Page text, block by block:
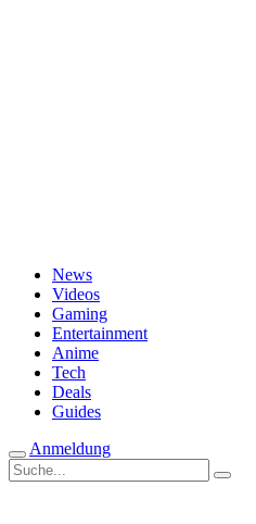
News
Videos
Gaming
Entertainment
Anime
Tech
Deals
Guides
Anmeldung
Suche
nach: